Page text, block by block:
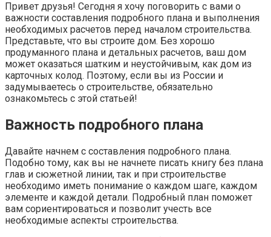
Привет друзья! Сегодня я хочу поговорить с вами о
важности составления подробного плана и выполнения
необходимых расчетов перед началом строительства.
Представьте, что вы строите дом. Без хорошо
продуманного плана и детальных расчетов, ваш дом
может оказаться шатким и неустойчивым, как дом из
карточных колод. Поэтому, если вы из России и
задумываетесь о строительстве, обязательно
ознакомьтесь с этой статьей!
Важность подробного плана
Давайте начнем с составления подробного плана.
Подобно тому, как вы не начнете писать книгу без плана
глав и сюжетной линии, так и при строительстве
необходимо иметь понимание о каждом шаге, каждом
элементе и каждой детали. Подробный план поможет
вам сориентироваться и позволит учесть все
необходимые аспекты строительства.